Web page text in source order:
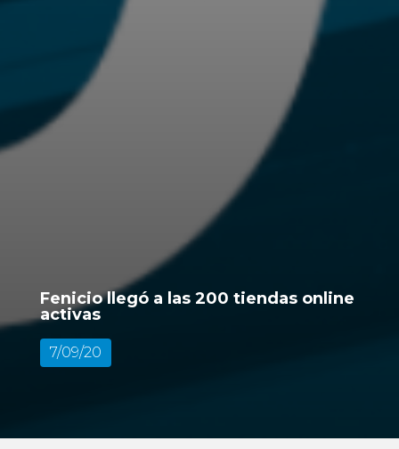
Fenicio llegó a las 200 tiendas online
activas
7/09/20